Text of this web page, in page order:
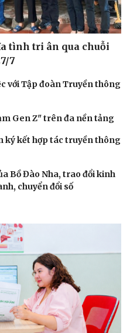
tình tri ân qua chuỗi
7
với Tập đoàn Truyền thông
Gen Z" trên đa nền tảng
ký kết hợp tác truyền thông
Bồ Đào Nha, trao đổi kinh
chuyển đổi số